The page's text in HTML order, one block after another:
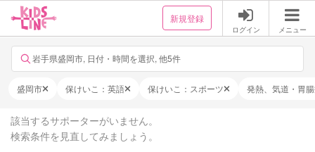
新規登録
ログイン メニュー
岩手県盛岡市, 日付・時間を選択, 他5件
盛岡市 保けいこ：英語 保けいこ：スポーツ 発熱、気道・胃
該当するサポーターがいません。
検索条件を見直してみましょう。